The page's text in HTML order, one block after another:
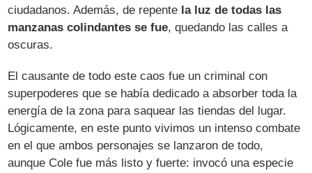
ciudadanos. Además, de repente la luz de todas las
manzanas colindantes se fue, quedando las calles a
oscuras.
El causante de todo este caos fue un criminal con
superpoderes que se había dedicado a absorber toda la
energía de la zona para saquear las tiendas del lugar.
Lógicamente, en este punto vivimos un intenso combate
en el que ambos personajes se lanzaron de todo,
aunque Cole fue más listo y fuerte: invocó una especie